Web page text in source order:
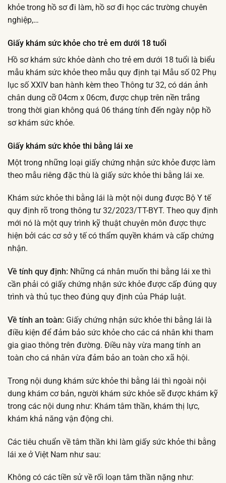
khỏe trong hồ sơ đi làm, hồ sơ đi học các trường chuyên
nghiệp,…
Giấy khám sức khỏe cho trẻ em dưới 18 tuổi
Hồ sơ khám sức khỏe dành cho trẻ em dưới 18 tuổi là biểu
mẫu khám sức khỏe theo mẫu quy định tại Mẫu số 02 Phụ
lục số XXIV ban hành kèm theo Thông tư 32, có dán ảnh
chân dung cỡ 04cm x 06cm, được chụp trên nền trắng
trong thời gian không quá 06 tháng tính đến ngày nộp hồ
sơ khám sức khỏe.
Giấy khám sức khỏe thi bằng lái xe
Một trong những loại giấy chứng nhận sức khỏe được làm
theo mẫu riêng đặc thù là giấy sức khỏe thi bằng lái xe.
Khám sức khỏe thi bằng lái là một nội dung được Bộ Y tế
quy định rõ trong thông tư 32/2023/TT-BYT. Theo quy định
mới nó là một quy trình kỹ thuật chuyên môn được thực
hiện bởi các cơ sở y tế có thẩm quyền khám và cấp chứng
nhận.
Về tính quy định: Những cá nhân muốn thi bằng lái xe thì
cần phải có giấy chứng nhận sức khỏe được cấp đúng quy
trình và thủ tục theo đúng quy định của Pháp luật.
Về tính an toàn: Giấy chứng nhận sức khỏe thi bằng lái là
điều kiện để đảm bảo sức khỏe cho các cá nhân khi tham
gia giao thông trên đường. Điều này vừa mang tính an
toàn cho cá nhân vừa đảm bảo an toàn cho xã hội.
Trong nội dung khám sức khỏe thi bằng lái thì ngoài nội
dung khám cơ bản, người khám sức khỏe sẽ được khám kỹ
trong các nội dung như: Khám tâm thần, khám thị lực,
khám khả năng vận động chi.
Các tiêu chuẩn về tâm thần khi làm giấy sức khỏe thi bằng
lái xe ở Việt Nam như sau:
Không có các tiền sử về rối loạn tâm thần nặng như: